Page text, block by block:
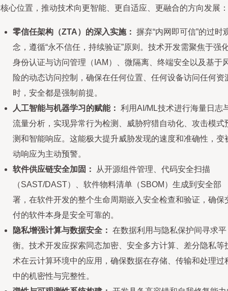
心位置，推动技术向更智能、更自适应、更融合的方向发展：
零信任架构（ZTA）的深入实施： 摒弃“内网即可信”的过时
念，遵循“永不信任，持续验证”原则。技术开发需聚焦于强
身份认证与访问管理（IAM）、微隔离、终端安全以及基于
险的动态访问控制，确保在任何位置、任何设备访问任何资
时，安全都是强制前提。
人工智能与机器学习的赋能： 利用AI/ML技术进行海量日志
流量分析，实现异常行为检测、威胁狩猎自动化、攻击模式
测和智能响应。这能极大提升威胁发现的速度和准确性，变
动响应为主动预警。
软件供应链安全加固：
从开源组件管理、代码安全扫描
（SAST/DAST）、软件物料清单（SBOM）生成到安全部
署，在软件开发的整个生命周期嵌入安全检查和验证，确保
付的软件本身是安全可靠的。
隐私增强计算与数据安全： 在数据利用与隐私保护间寻求平
衡。技术开发应探索同态加密、安全多方计算、差分隐私等
术在云计算环境中的应用，确保数据在存储、传输和处理过
中的机密性与完整性。